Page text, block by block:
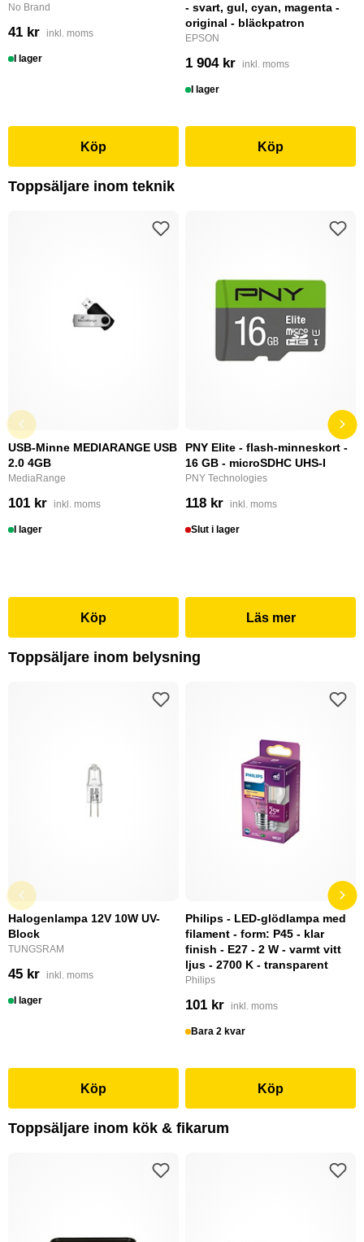
No Brand
41 kr inkl. moms
I lager
Köp
- svart, gul, cyan, magenta -
original - bläckpatron
EPSON
1 904 kr inkl. moms
I lager
Köp
Toppsäljare inom teknik
USB-Minne MEDIARANGE USB
2.0 4GB
MediaRange
101 kr inkl. moms
I lager
Köp
PNY Elite - flash-minneskort -
16 GB - microSDHC UHS-I
PNY Technologies
118 kr inkl. moms
Slut i lager
Läs mer
Toppsäljare inom belysning
Halogenlampa 12V 10W UV-
Block
TUNGSRAM
45 kr inkl. moms
I lager
Köp
Philips - LED-glödlampa med
filament - form: P45 - klar
finish - E27 - 2 W - varmt vitt
ljus - 2700 K - transparent
Philips
101 kr inkl. moms
Bara 2 kvar
Köp
Toppsäljare inom kök & fikarum